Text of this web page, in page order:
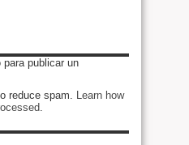
para publicar un
reduce spam. Learn how
.